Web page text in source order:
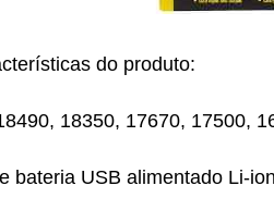
do produto:
18350, 17670, 17500,
bateria USB alimentado Li-ion